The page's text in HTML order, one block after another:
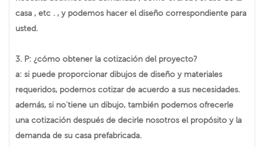
casa , etc . , y podemos hacer el diseño correspondiente para
usted.
3. P: ¿cómo obtener la cotización del proyecto?
a: si puede proporcionar dibujos de diseño y materiales
requeridos, podemos cotizar de acuerdo a sus necesidades.
además, si no'tiene un dibujo, también podemos ofrecerle
una cotización después de decirle nosotros el propósito y la
demanda de su casa prefabricada.